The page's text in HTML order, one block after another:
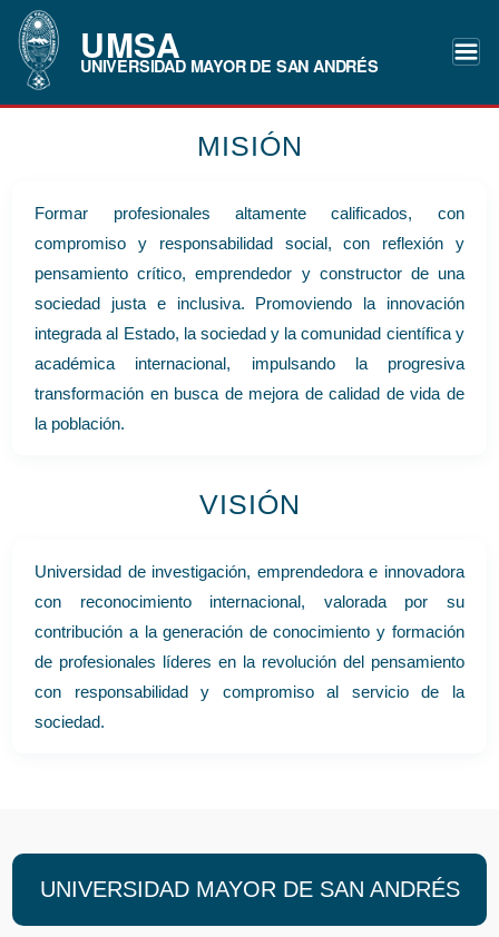
UMSA
UNIVERSIDAD MAYOR DE SAN ANDRÉS
MISIÓN
Formar profesionales altamente calificados, con
compromiso y responsabilidad social, con reflexión y
pensamiento crítico, emprendedor y constructor de una
sociedad justa e inclusiva. Promoviendo la innovación
integrada al Estado, la sociedad y la comunidad científica y
académica internacional, impulsando la progresiva
transformación en busca de mejora de calidad de vida de
la población.
VISIÓN
Universidad de investigación, emprendedora e innovadora
con reconocimiento internacional, valorada por su
contribución a la generación de conocimiento y formación
de profesionales líderes en la revolución del pensamiento
con responsabilidad y compromiso al servicio de la
sociedad.
UNIVERSIDAD MAYOR DE SAN ANDRÉS